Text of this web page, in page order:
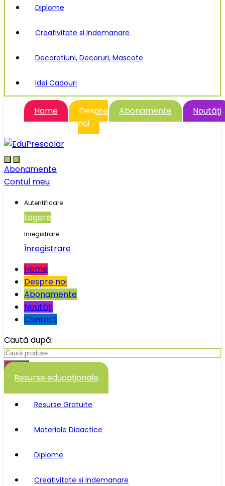
Diplome
Creativitate si Indemanare
Decoratiuni, Decoruri, Mascote
Idei Cadouri
Home
Despre
noi
Abonamente Noutăţi
Abonamente
Contul meu
Autentificare
Logare
Inregistrare
Înregistrare
Home
Despre noi
Abonamente
Noutăţi
Contact
Caută după:
Caută
Resurse educaţionale
Resurse Gratuite
Materiale Didactice
Diplome
Creativitate si Indemanare